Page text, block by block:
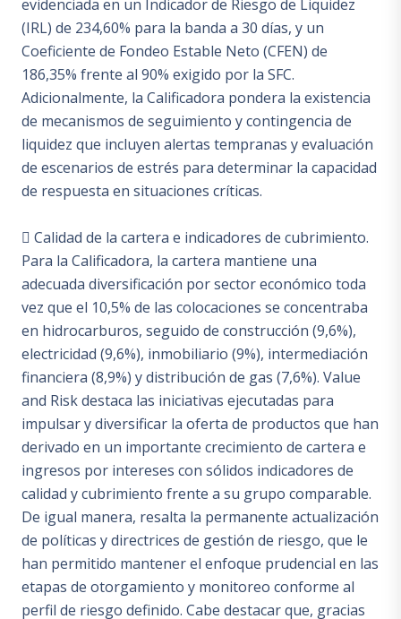
evidenciada en un Indicador de Riesgo de Liquidez
(IRL) de 234,60% para la banda a 30 días, y un
Coeficiente de Fondeo Estable Neto (CFEN) de
186,35% frente al 90% exigido por la SFC.
Adicionalmente, la Calificadora pondera la existencia
de mecanismos de seguimiento y contingencia de
liquidez que incluyen alertas tempranas y evaluación
de escenarios de estrés para determinar la capacidad
de respuesta en situaciones críticas.
 Calidad de la cartera e indicadores de cubrimiento.
Para la Calificadora, la cartera mantiene una
adecuada diversificación por sector económico toda
vez que el 10,5% de las colocaciones se concentraba
en hidrocarburos, seguido de construcción (9,6%),
electricidad (9,6%), inmobiliario (9%), intermediación
financiera (8,9%) y distribución de gas (7,6%). Value
and Risk destaca las iniciativas ejecutadas para
impulsar y diversificar la oferta de productos que han
derivado en un importante crecimiento de cartera e
ingresos por intereses con sólidos indicadores de
calidad y cubrimiento frente a su grupo comparable.
De igual manera, resalta la permanente actualización
de políticas y directrices de gestión de riesgo, que le
han permitido mantener el enfoque prudencial en las
etapas de otorgamiento y monitoreo conforme al
perfil de riesgo definido. Cabe destacar que, gracias